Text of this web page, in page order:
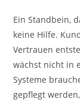
Ein Standbein,
keine Hilfe.
Vertrauen
wächst nicht in
Systeme
gepflegt